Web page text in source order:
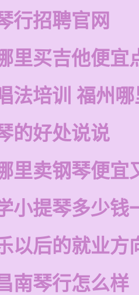
行招聘官网
里买吉他便宜
法培训 福州
的好处说说
里卖钢琴便宜
小提琴多少钱
以后的就业方
南琴行怎么样